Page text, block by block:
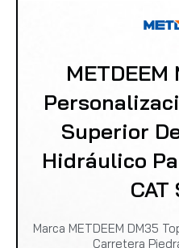
Superior
Hidráulico
CAT
Marca METDEEM DM35
Carretera